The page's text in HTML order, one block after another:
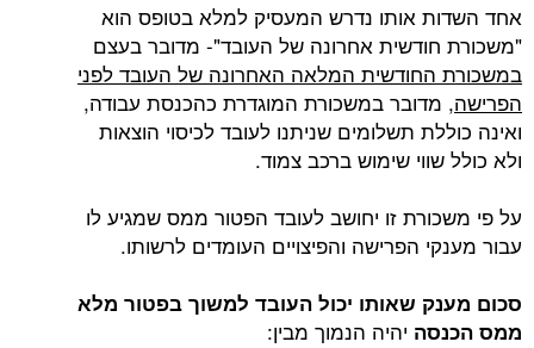
אחד השדות אותו נדרש המעסיק למלא בטופס הוא
"משכורת חודשית אחרונה של העובד"- מדובר בעצם
במשכורת החודשית המלאה האחרונה של העובד לפני
הפרישה, מדובר במשכורת המוגדרת כהכנסת עבודה,
ואינה כוללת תשלומים שניתנו לעובד לכיסוי הוצאות
ולא כולל שווי שימוש ברכב צמוד.
על פי משכורת זו יחושב לעובד הפטור ממס שמגיע לו
עבור מענקי הפרישה והפיצויים העומדים לרשותו.
סכום מענק שאותו יכול העובד למשוך בפטור מלא
ממס הכנסה יהיה הנמוך מבין: